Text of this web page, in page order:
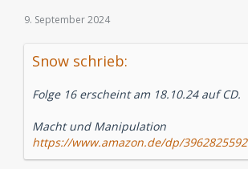
9. September 2024
Snow schrieb:
Folge 16 erscheint am 18.10.24 auf CD.
Macht und Manipulation
https://www.amazon.de/dp/3962825592